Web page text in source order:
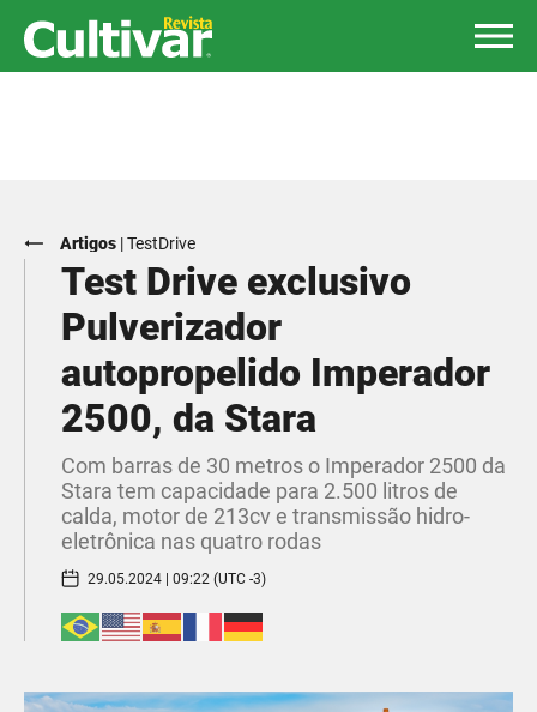
Artigos |TestDrive
Test Drive exclusivo
Pulverizador
autopropelido Imperador
2500, da Stara
Com barras de 30 metros o Imperador 2500 da
Stara tem capacidade para 2.500 litros de
calda, motor de 213cv e transmissão hidro-
eletrônica nas quatro rodas
29.05.2024 | 09:22 (UTC -3)